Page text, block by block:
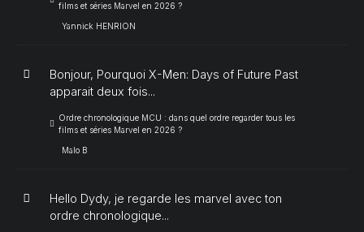
films et séries Marvel en 2026 ?
Yannick HENRION
Bonjour, Pourquoi X-Men: Days of Future Past
apparait deux fois...
Ordre chronologique MCU : dans quel ordre regarder tous les
films et séries Marvel en 2026 ?
Malo B
Hello Dydy, je regarde les marvel avec ton
ordre chronologique...